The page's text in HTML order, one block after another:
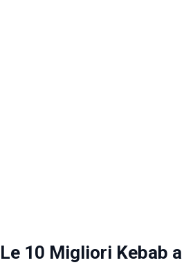
Le 10 Migliori Kebab